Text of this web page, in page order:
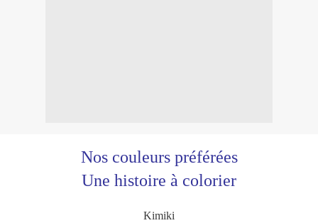
Nos couleurs préférées
Une histoire à colorier
Kimiki